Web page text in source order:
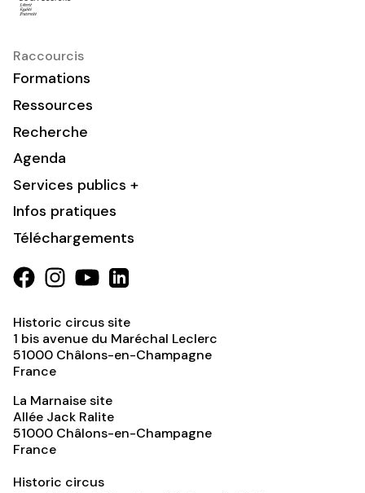
Raccourcis
Formations
Ressources
Recherche
Agenda
Services publics +
Infos pratiques
Téléchargements
Historic circus site
1 bis avenue du Maréchal Leclerc
51000 Châlons-en-Champagne
France
La Marnaise site
Allée Jack Ralite
51000 Châlons-en-Champagne
France
Historic circus